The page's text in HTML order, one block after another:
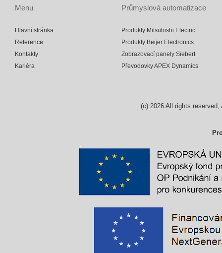
Menu
Hlavní stránka
Reference
Kontakty
Kariéra
Průmyslová automatizace
Produkty Mitsubishi Electric
Produkty Beijer Electronics
Zobrazovací panely Siebert
Převodovky APEX Dynamics
(c) 2026All rights reserved,